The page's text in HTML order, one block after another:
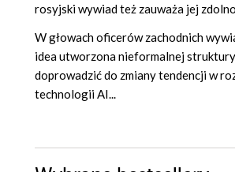
rosyjski wywiad też zauważa jej
W głowach oficerów zachodnich
idea utworzona nieformalnej
doprowadzić do zmiany tendencji w
technologii AI...